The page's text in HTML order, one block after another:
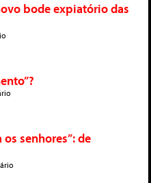
bode expiatório das
senhores”: de